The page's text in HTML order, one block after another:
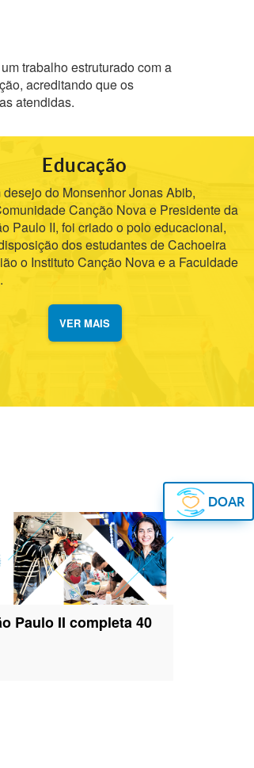
trabalho estruturado com a
acreditando que os
atendidas.
Educação
do Monsenhor Jonas Abib,
Canção Nova e Presidente da
Paulo II, foi criado o polo educacional,
dos estudantes de Cachoeira
o Instituto Canção Nova e a Faculdade
VER MAIS
Paulo II completa 40
DOAR